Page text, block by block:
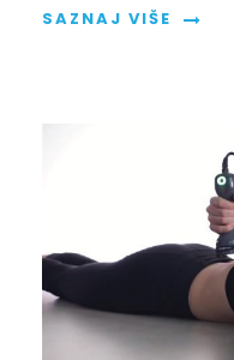
SAZNAJ VIŠE